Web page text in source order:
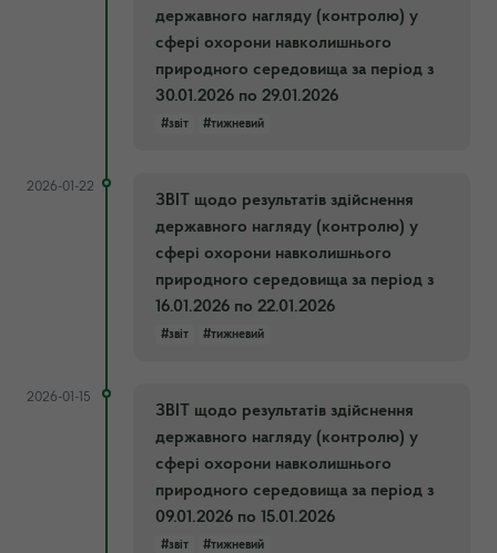
державного нагляду (контролю) у
сфері охорони навколишнього
природного середовища за період з
30.01.2026 по 29.01.2026
#звіт #тижневий
2026-01-22
ЗВІТ щодо результатів здійснення
державного нагляду (контролю) у
сфері охорони навколишнього
природного середовища за період з
16.01.2026 по 22.01.2026
#звіт #тижневий
2026-01-15
ЗВІТ щодо результатів здійснення
державного нагляду (контролю) у
сфері охорони навколишнього
природного середовища за період з
09.01.2026 по 15.01.2026
#звіт #тижневий